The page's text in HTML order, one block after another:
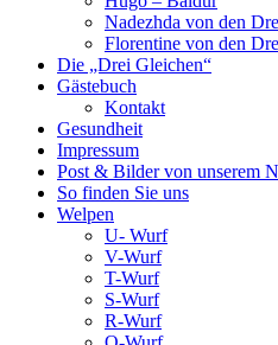
Nadezhda von den
Florentine von den
Die „Drei Gleichen“
Gästebuch
Kontakt
Gesundheit
Impressum
Post & Bilder von unserem
So finden Sie uns
Welpen
U- Wurf
V-Wurf
T-Wurf
S-Wurf
R-Wurf